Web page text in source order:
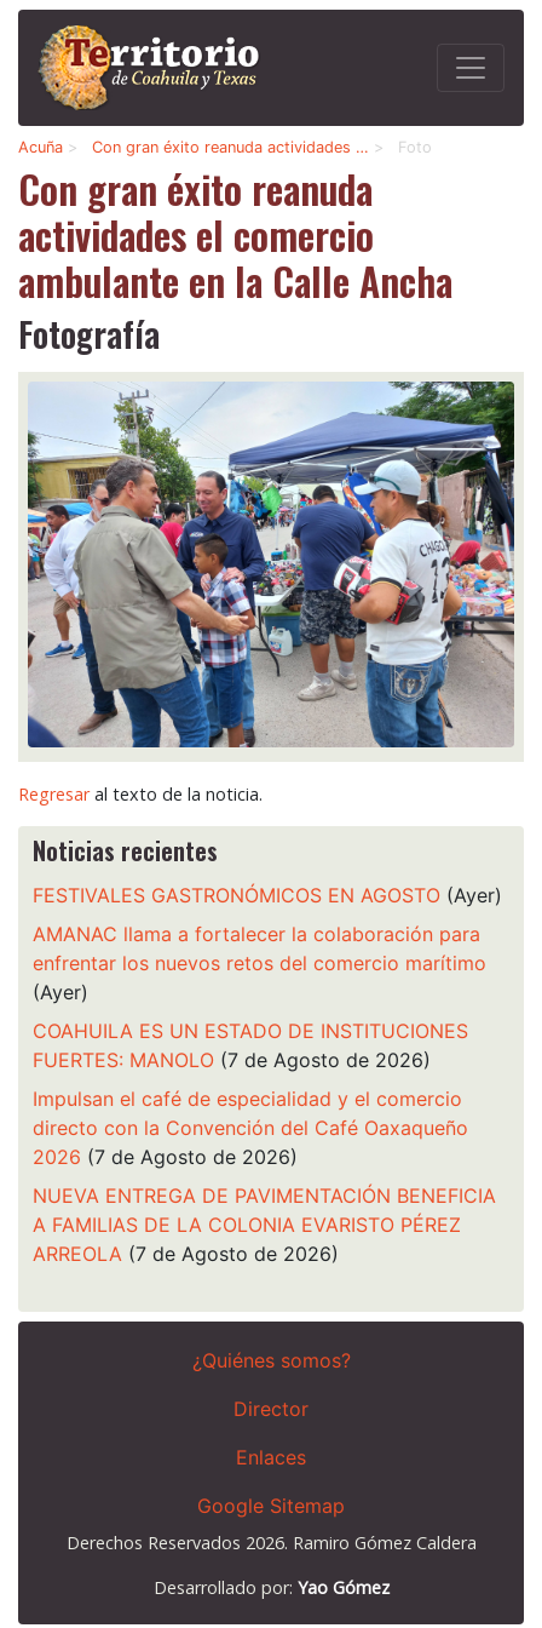
Acuña > Con gran éxito reanuda actividades … > Foto
Con gran éxito reanuda
actividades el comercio
ambulante en la Calle Ancha
Fotografía
Regresaral texto de la noticia.
Noticias recientes
FESTIVALES GASTRONÓMICOS EN AGOSTO (Ayer)
AMANAC llama a fortalecer la colaboración para
enfrentar los nuevos retos del comercio marítimo
(Ayer)
COAHUILA ES UN ESTADO DE INSTITUCIONES
FUERTES: MANOLO (7 de Agosto de 2026)
Impulsan el café de especialidad y el comercio
directo con la Convención del Café Oaxaqueño
2026 (7 de Agosto de 2026)
NUEVA ENTREGA DE PAVIMENTACIÓN BENEFICIA
A FAMILIAS DE LA COLONIA EVARISTO PÉREZ
ARREOLA (7 de Agosto de 2026)
¿Quiénes somos?
Director
Enlaces
Google Sitemap
Derechos Reservados 2026. Ramiro Gómez Caldera
Desarrollado por: Yao Gómez